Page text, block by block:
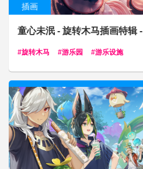
插画
童心未泯 - 旋转木马插画特辑 -
旋转木马 游乐园 游乐设施